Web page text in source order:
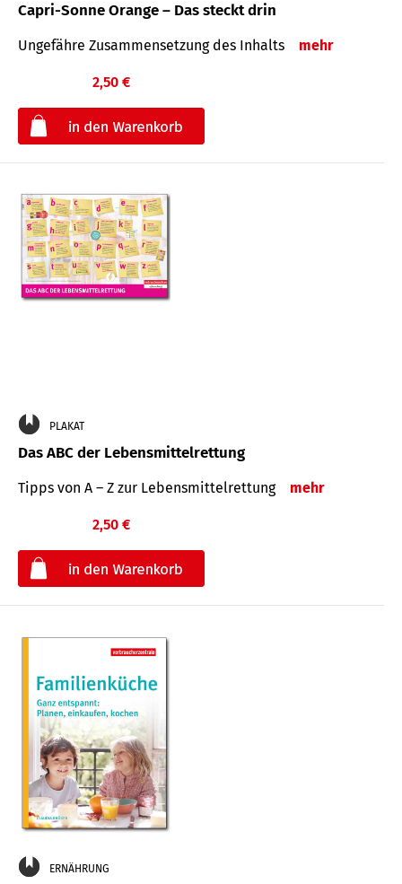
Capri-Sonne Orange – Das steckt drin
Ungefähre Zu­sammen­setzung des Inhalts mehr
2,50 €
PLAKAT
Das ABC der Lebensmittelrettung
Tipps von A – Z zur Lebensmittelrettung mehr
2,50 €
ERNÄHRUNG